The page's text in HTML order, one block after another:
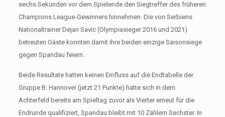
sechs Sekunden vor dem Spielende den Siegtreffer des früheren
Champions League-Gewinners hinnehmen. Die von Serbiens
Nationaltrainer Dejan Savic (Olympiasieger 2016 und 2021)
betreuten Gäste konnten damit ihre beiden einzige Saisonsiege
gegen Spandau feiern.
Beide Resultate hatten keinen Einfluss auf die Endtabelle der
Gruppe B: Hannover (jetzt 21 Punkte) hatte sich in dem
Achterfeld bereits am Spieltag zuvor als Vierter erneut für die
Endrunde qualifiziert, Spandau bleibt mit 10 Zählern Sechster. In